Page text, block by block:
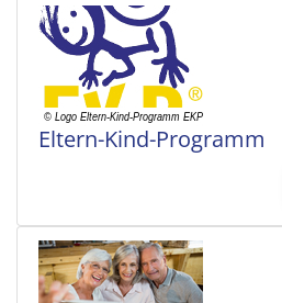
Eltern-Kind-Programm